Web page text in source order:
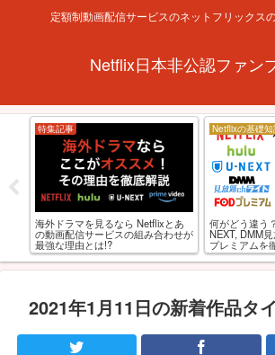
定額制動画配信サービスのネットフリックス
Netflix日本非公認ファン
特集記事
海外ドラマを見るなら Netflixとあ
の動画配信サービスの組み合わせが
最強な理由とは!?
Netflixの基礎知
何がどう違う
NEXT, DMM
プレミアムを
2021年1月11日の新着作品タ